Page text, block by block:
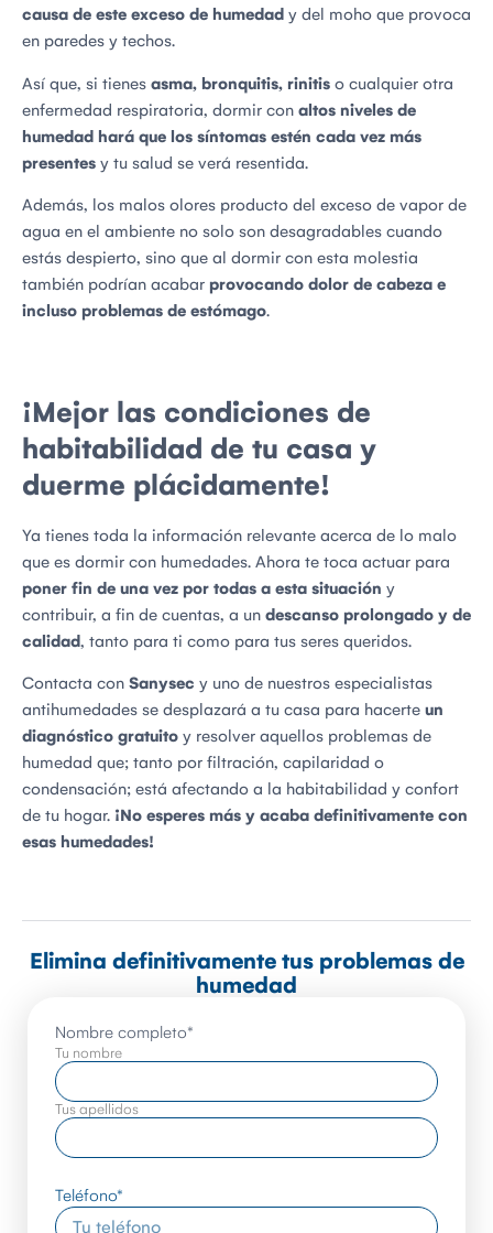
causa de este exceso de humedad y del moho que provoca
en paredes y techos.
Así que, si tienes asma, bronquitis, rinitis o cualquier otra
enfermedad respiratoria, dormir con altos niveles de
humedad hará que los síntomas estén cada vez más
presentes y tu salud se verá resentida.
Además, los malos olores producto del exceso de vapor de
agua en el ambiente no solo son desagradables cuando
estás despierto, sino que al dormir con esta molestia
también podrían acabar provocando dolor de cabeza e
incluso problemas de estómago.
¡Mejor las condiciones de
habitabilidad de tu casa y
duerme plácidamente!
Ya tienes toda la información relevante acerca de lo malo
que es dormir con humedades. Ahora te toca actuar para
poner fin de una vez por todas a esta situación y
contribuir, a fin de cuentas, a un descanso prolongado y de
calidad, tanto para ti como para tus seres queridos.
Contacta con Sanysec y uno de nuestros especialistas
antihumedades se desplazará a tu casa para hacerte un
diagnóstico gratuito y resolver aquellos problemas de
humedad que; tanto por filtración, capilaridad o
condensación; está afectando a la habitabilidad y confort
de tu hogar. ¡No esperes más y acaba definitivamente con
esas humedades!
Elimina definitivamente tus problemas de
humedad
Nombre completo*
Tu nombre
Tus apellidos
Teléfono*